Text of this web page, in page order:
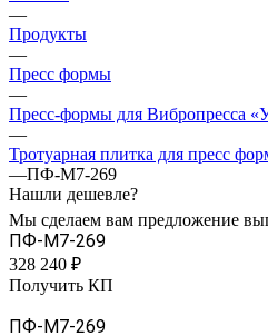
—
Продукты
—
Пресс формы
—
Пресс-формы для Вибропресса
—
Тротуарная плитка для пресс
—ПФ-М7-269
Нашли дешевле?
Мы сделаем вам предложение
ПФ-М7-269
328 240 ₽
Получить КП
ПФ-М7-269